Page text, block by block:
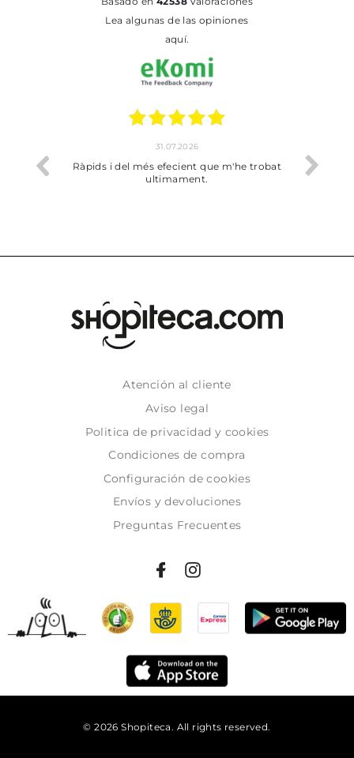
Lea algunas de las opiniones
aquí.
trobat
17.07.2026
Bien pero soy de Vilafranca y no me ha
dejado recoger en tienda
Atención al cliente
Aviso legal
Politica de privacidad y cookies
Condiciones de compra
Configuración de cookies
Envíos y devoluciones
Preguntas Frecuentes
© 2026 Shopiteca. All rights reserved.